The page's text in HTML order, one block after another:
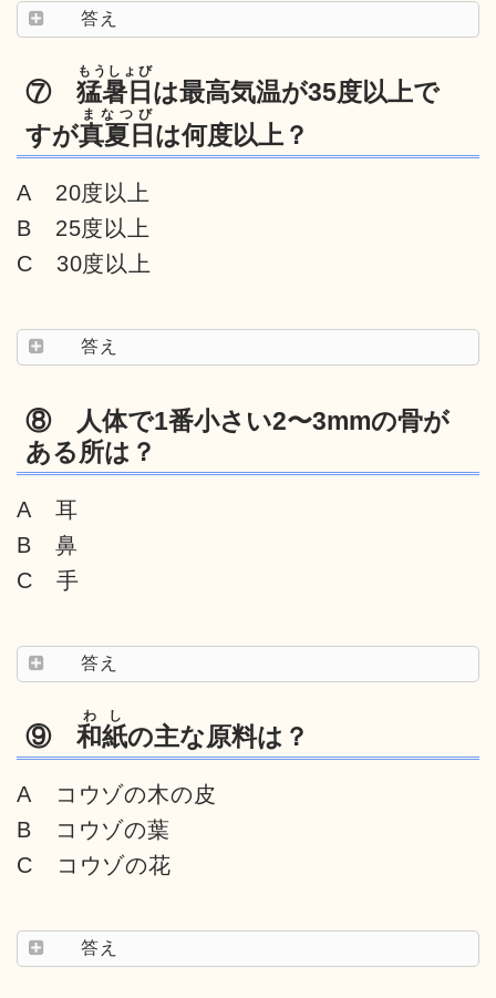
答え
⑦ 猛暑日
もうしょび
は最高気温が35度以上で
すが真夏日
まなつび
は何度以上？
A 20度以上
B 25度以上
C 30度以上
答え
⑧ 人体で1番小さい2〜3mmの骨が
ある所は？
A 耳
B 鼻
C 手
答え
⑨ 和紙
わし
の主な原料は？
A コウゾの木の皮
B コウゾの葉
C コウゾの花
答え